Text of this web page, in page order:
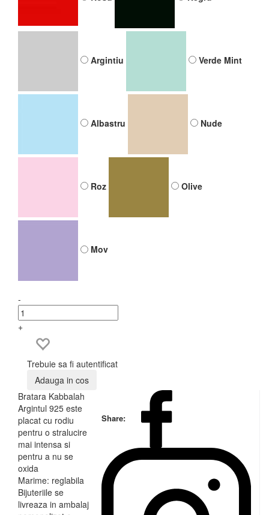
Culoare snur
Argintiu Verde Mint
Albastru Nude
Roz Olive
Mov
-
+
Trebuie sa fi autentificat
Adauga in cos
Share:
Bratara Kabbalah
Argintul 925 este
placat cu rodiu
pentru o stralucire
mai intensa si
pentru a nu se
oxida
Marime: reglabila
Bijuteriile se
livreaza in ambalaj